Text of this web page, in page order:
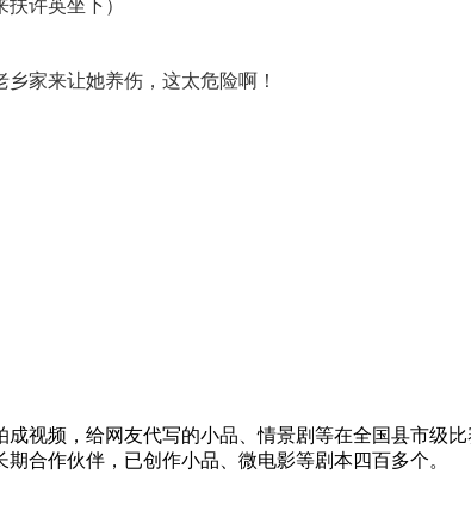
许英坐下）
家来让她养伤，这太危险啊！
视频，给网友代写的小品、情景剧等在全国县市级
合作伙伴，已创作小品、微电影等剧本四百多个。